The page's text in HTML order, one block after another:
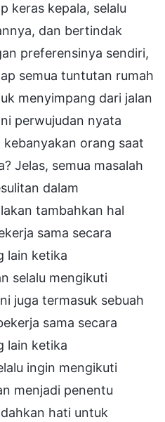
keras kepala, selalu
dan bertindak
preferensinya sendiri,
semua tuntutan rumah
menyimpang dari jalan
perwujudan nyata
orang saat
Jelas, semua masalah
dalam
tambahkan hal
sama secara
lain ketika
selalu mengikuti
juga termasuk sebuah
sama secara
lain ketika
ingin mengikuti
menjadi penentu
hati untuk